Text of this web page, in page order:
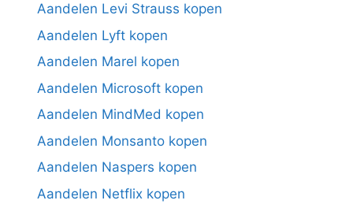
Aandelen Levi Strauss kopen
Aandelen Lyft kopen
Aandelen Marel kopen
Aandelen Microsoft kopen
Aandelen MindMed kopen
Aandelen Monsanto kopen
Aandelen Naspers kopen
Aandelen Netflix kopen